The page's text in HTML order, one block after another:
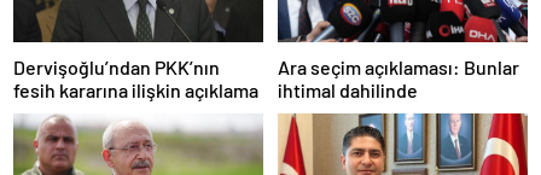
Dervişoğlu’ndan PKK’nın
fesih kararına ilişkin açıklama
Ara seçim açıklaması: Bunlar
ihtimal dahilinde